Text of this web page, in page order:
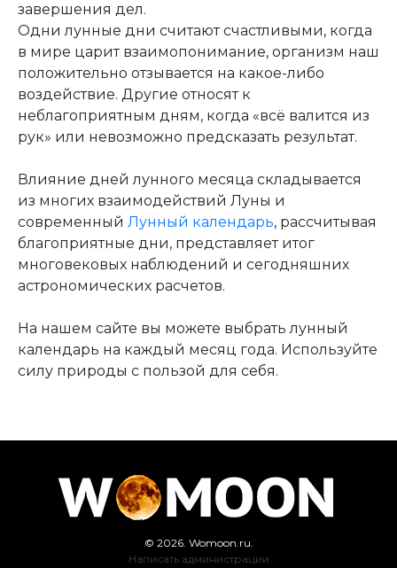
завершения дел.
Одни лунные дни считают счастливыми, когда
в мире царит взаимопонимание, организм наш
положительно отзывается на какое-либо
воздействие. Другие относят к
неблагоприятным дням, когда «всё валится из
рук» или невозможно предсказать результат.
Влияние дней лунного месяца складывается
из многих взаимодействий Луны и
современный Лунный календарь, рассчитывая
благоприятные дни, представляет итог
многовековых наблюдений и сегодняшних
астрономических расчетов.
На нашем сайте вы можете выбрать лунный
календарь на каждый месяц года. Используйте
силу природы с пользой для себя.
© 2026. Womoon.ru.
Написать администрации